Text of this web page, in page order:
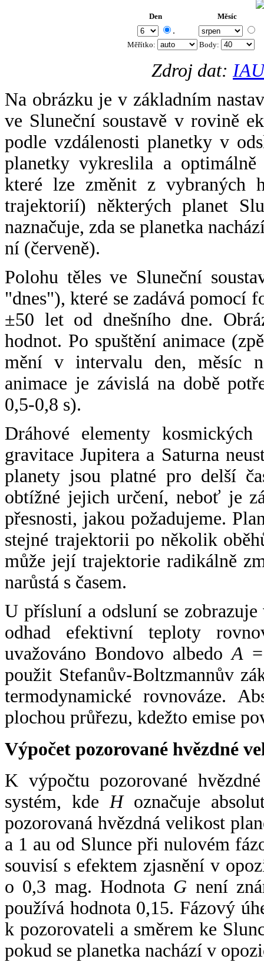
Den Měsíc
.
Měřítko: Body:
Zdroj dat:
Na obrázku je v základním
ve Sluneční soustavě v rovině
podle vzdálenosti planetky v
planetky vykreslila a
které lze změnit z vybraných
trajektorií) některých planet
naznačuje, zda se planetka
ní (červeně).
Polohu těles ve Sluneční
"dnes"), které se zadává pomocí
±50 let od dnešního dne.
hodnot. Po spuštění animace
mění v intervalu den, měsíc
animace je závislá na době
0,5-0,8 s).
Dráhové elementy
gravitace Jupitera a Saturna
planety jsou platné pro delší
obtížné jejich určení, neboť je
přesnosti, jakou požadujeme.
stejné trajektorii po několik
může její trajektorie radikálně
narůstá s časem.
U přísluní a odsluní se
odhad efektivní teploty
uvažováno Bondovo albedoA
použit Stefanův-Boltzmannův
termodynamické rovnováze.
plochou průřezu, kdežto emise
Výpočet pozorované hvězdné
K výpočtu pozorované
systém, kde Hoznačuje
pozorovaná hvězdná velikost
a 1 au od Slunce při nulovém
souvisí s efektem zjasnění v
o 0,3 mag. Hodnota G není
používá hodnota 0,15. Fázový
k pozorovateli a směrem ke
pokud se planetka nachází v